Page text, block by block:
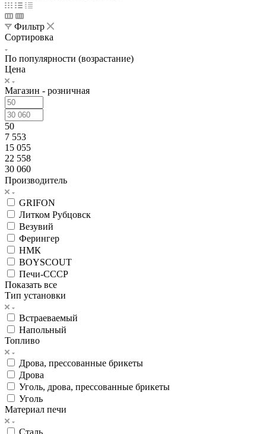
Фильтр
Сортировка
По популярности (возрастание)
Цена
Магазин - розничная
50
7 553
15 055
22 558
30 060
Производитель
GRIFON
Литком Рубцовск
Везувий
Ферингер
НМК
BOYSCOUT
Печи-СССР
Показать все
Тип установки
Встраеваемый
Напольный
Топливо
Дрова, прессованные брикеты
Дрова
Уголь, дрова, прессованные брикеты
Уголь
Материал печи
Сталь